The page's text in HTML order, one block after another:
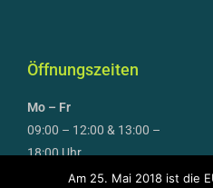
Öffnungszeiten
Mo – Fr
09:00 – 12:00 & 13:00 –
18:00 Uhr
Am 25. Mai 2018 ist die